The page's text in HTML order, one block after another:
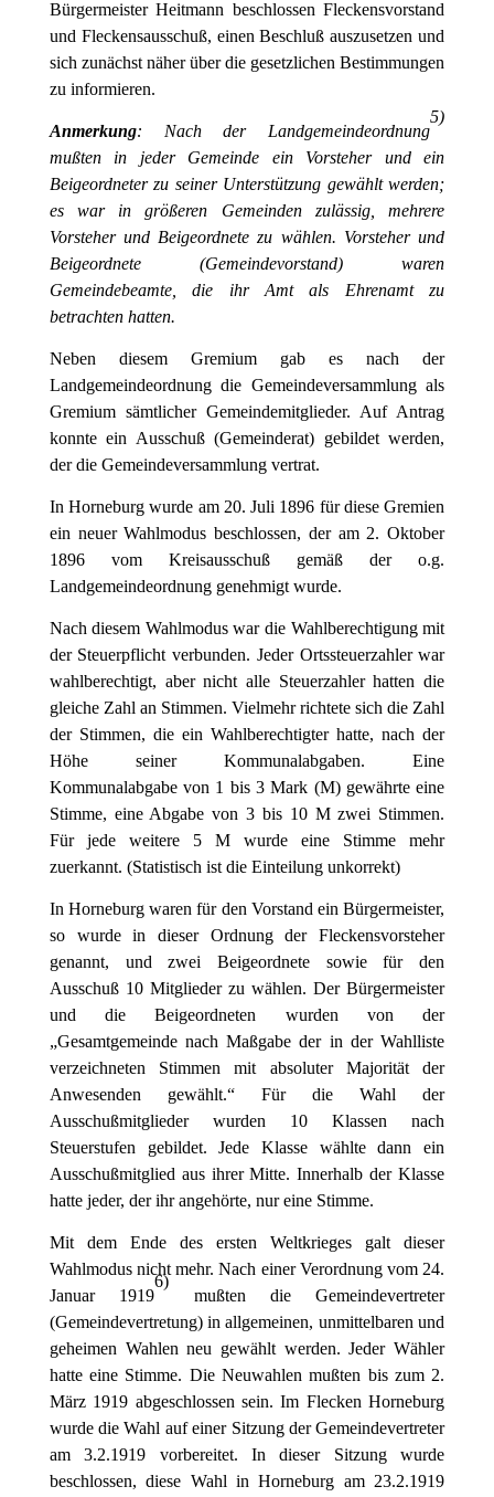
Bürgermeister Heitmann beschlossen Fleckensvorstand
und Fleckensausschuß, einen Beschluß auszusetzen und
sich zunächst näher über die gesetzlichen Bestimmungen
zu informieren.
Anmerkung: Nach der Landgemeindeordnung
5)
mußten in jeder Gemeinde ein Vorsteher und ein
Beigeordneter zu seiner Unterstützung gewählt werden;
es war in größeren Gemeinden zulässig, mehrere
Vorsteher und Beigeordnete zu wählen. Vorsteher und
Beigeordnete (Gemeindevorstand) waren
Gemeindebeamte, die ihr Amt als Ehrenamt zu
betrachten hatten.
Neben diesem Gremium gab es nach der
Landgemeindeordnung die Gemeindeversammlung als
Gremium sämtlicher Gemeindemitglieder. Auf Antrag
konnte ein Ausschuß (Gemeinderat) gebildet werden,
der die Gemeindeversammlung vertrat.
In Horneburg wurde am 20. Juli 1896 für diese Gremien
ein neuer Wahlmodus beschlossen, der am 2. Oktober
1896 vom Kreisausschuß gemäß der o.g.
Landgemeindeordnung genehmigt wurde.
Nach diesem Wahlmodus war die Wahlberechtigung mit
der Steuerpflicht verbunden. Jeder Ortssteuerzahler war
wahlberechtigt, aber nicht alle Steuerzahler hatten die
gleiche Zahl an Stimmen. Vielmehr richtete sich die Zahl
der Stimmen, die ein Wahlberechtigter hatte, nach der
Höhe seiner Kommunalabgaben. Eine
Kommunalabgabe von 1 bis 3 Mark (M) gewährte eine
Stimme, eine Abgabe von 3 bis 10 M zwei Stimmen.
Für jede weitere 5 M wurde eine Stimme mehr
zuerkannt. (Statistisch ist die Einteilung unkorrekt)
In Horneburg waren für den Vorstand ein Bürgermeister,
so wurde in dieser Ordnung der Fleckensvorsteher
genannt, und zwei Beigeordnete sowie für den
Ausschuß 10 Mitglieder zu wählen. Der Bürgermeister
und die Beigeordneten wurden von der
„Gesamtgemeinde nach Maßgabe der in der Wahlliste
verzeichneten Stimmen mit absoluter Majorität der
Anwesenden gewählt.“ Für die Wahl der
Ausschußmitglieder wurden 10 Klassen nach
Steuerstufen gebildet. Jede Klasse wählte dann ein
Ausschußmitglied aus ihrer Mitte. Innerhalb der Klasse
hatte jeder, der ihr angehörte, nur eine Stimme.
Mit dem Ende des ersten Weltkrieges galt dieser
Wahlmodus nicht mehr. Nach einer Verordnung vom 24.
Januar 1919
6)
mußten die Gemeindevertreter
(Gemeindevertretung) in allgemeinen, unmittelbaren und
geheimen Wahlen neu gewählt werden. Jeder Wähler
hatte eine Stimme. Die Neuwahlen mußten bis zum 2.
März 1919 abgeschlossen sein. Im Flecken Horneburg
wurde die Wahl auf einer Sitzung der Gemeindevertreter
am 3.2.1919 vorbereitet. In dieser Sitzung wurde
beschlossen, diese Wahl in Horneburg am 23.2.1919